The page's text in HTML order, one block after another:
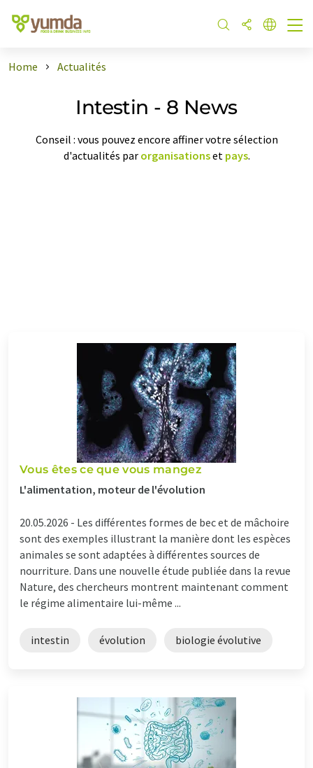
Home Actualités
Intestin - 8 News
Conseil : vous pouvez encore affiner votre sélection
d'actualités par organisationset pays.
Vous êtes ce que vous mangez
L'alimentation, moteur de l'évolution
20.05.2026 - Les différentes formes de bec et de mâchoire
sont des exemples illustrant la manière dont les espèces
animales se sont adaptées à différentes sources de
nourriture. Dans une nouvelle étude publiée dans la revue
Nature, des chercheurs montrent maintenant comment
le régime alimentaire lui-même ...
intestin évolution biologie évolutive